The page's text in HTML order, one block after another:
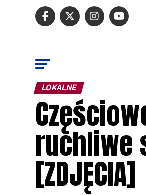
LOKALNE
ruchliwe
[ZDJĘCIA]